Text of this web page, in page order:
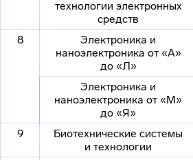
технологии электронных
средств
8
Электроника и
наноэлектроника от «А»
до «Л»
Электроника и
наноэлектроника от «М»
до «Я»
9
Биотехнические системы
и технологии